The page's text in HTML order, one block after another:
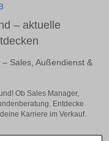
– aktuelle
Sales, Außendienst &
Ob Sales Manager,
Entdecke
Karriere im Verkauf.